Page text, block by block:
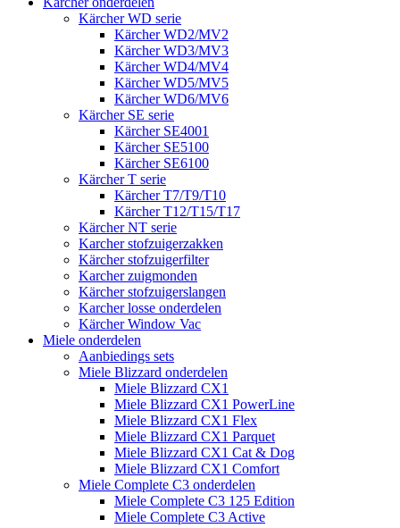
Kärcher WD serie
Kärcher WD2/MV2
Kärcher WD3/MV3
Kärcher WD4/MV4
Kärcher WD5/MV5
Kärcher WD6/MV6
Kärcher SE serie
Kärcher SE4001
Kärcher SE5100
Kärcher SE6100
Kärcher T serie
Kärcher T7/T9/T10
Kärcher T12/T15/T17
Kärcher NT serie
Karcher stofzuigerzakken
Kärcher stofzuigerfilter
Karcher zuigmonden
Kärcher stofzuigerslangen
Karcher losse onderdelen
Kärcher Window Vac
Miele onderdelen
Aanbiedings sets
Miele Blizzard onderdelen
Miele Blizzard CX1
Miele Blizzard CX1 PowerLine
Miele Blizzard CX1 Flex
Miele Blizzard CX1 Parquet
Miele Blizzard CX1 Cat & Dog
Miele Blizzard CX1 Comfort
Miele Complete C3 onderdelen
Miele Complete C3 125 Edition
Miele Complete C3 Active